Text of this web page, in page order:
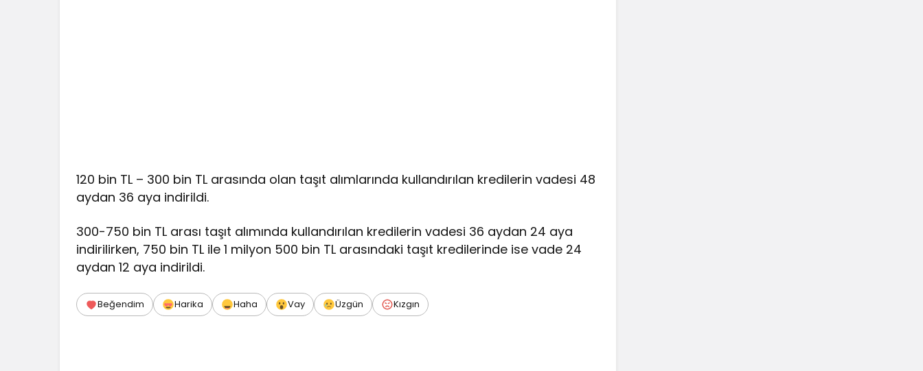
120 bin TL – 300 bin TL arasında olan taşıt alımlarında kullandırılan kredilerin vadesi 48
aydan 36 aya indirildi.
300-750 bin TL arası taşıt alımında kullandırılan kredilerin vadesi 36 aydan 24 aya
indirilirken, 750 bin TL ile 1 milyon 500 bin TL arasındaki taşıt kredilerinde ise vade 24
aydan 12 aya indirildi.
Beğendim Harika Haha Vay Üzgün Kızgın